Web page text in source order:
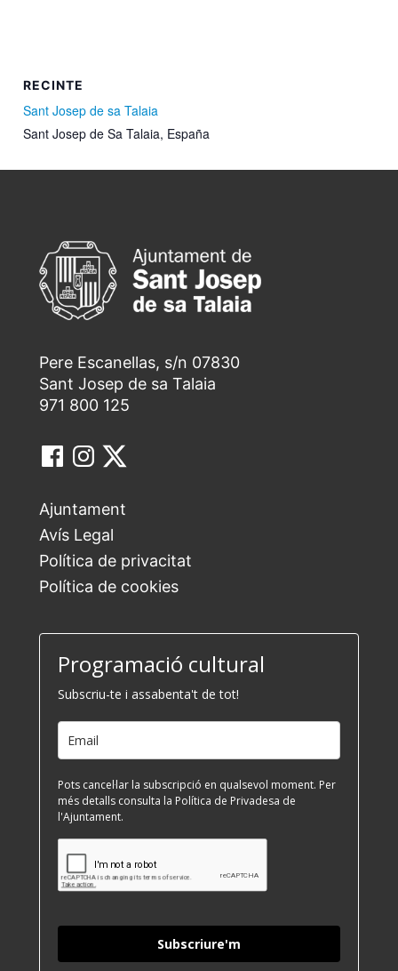
RECINTE
Sant Josep de sa Talaia
Sant Josep de Sa Talaia, España
Pere Escanellas, s/n 07830
Sant Josep de sa Talaia
971 800 125
Ajuntament
Avís Legal
Política de privacitat
Política de cookies
Programació cultural
Subscriu-te i assabenta't de tot!
Pots cancel·lar la subscripció en qualsevol moment. Per
més detalls consulta la Política de Privadesa de
l'Ajuntament.
Subscriure'm